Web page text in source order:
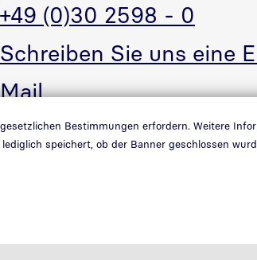
Bestimmungen erfordern. Weitere
speichert, ob der Banner geschlossen
Telefon:
+49 (0)30 2598 - 0
E-Mail:
Schreiben Sie uns eine
Mail